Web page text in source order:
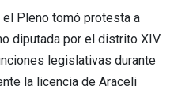
el Pleno tomó protesta a
diputada por el distrito XIV
legislativas durante
la licencia de Araceli